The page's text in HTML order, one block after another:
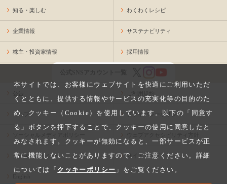
知る・楽しむ わくわくレシピ
企業情報 サステナビリティ
株主・投資家情報 採用情報
ヘルプ プライバシーポリシー
クッキーポリシー サイトマップ
本サイトでは、お客様にウェブサイトを快適にご利用いただ
くとともに、提供する情報やサービスの充実化等の目的のた
め、クッキー（Cookie）を使用しています。以下の「同意す
る」ボタンを押下することで、クッキーの使用に同意したと
みなされます。クッキーが無効になると、一部サービスが正
常に機能しないことがありますので、ご注意ください。詳細
については「 クッキーポリシー 」をご覧ください。